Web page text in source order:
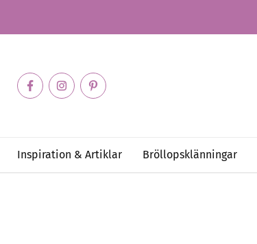
Inspiration & Artiklar Bröllopsklänningar